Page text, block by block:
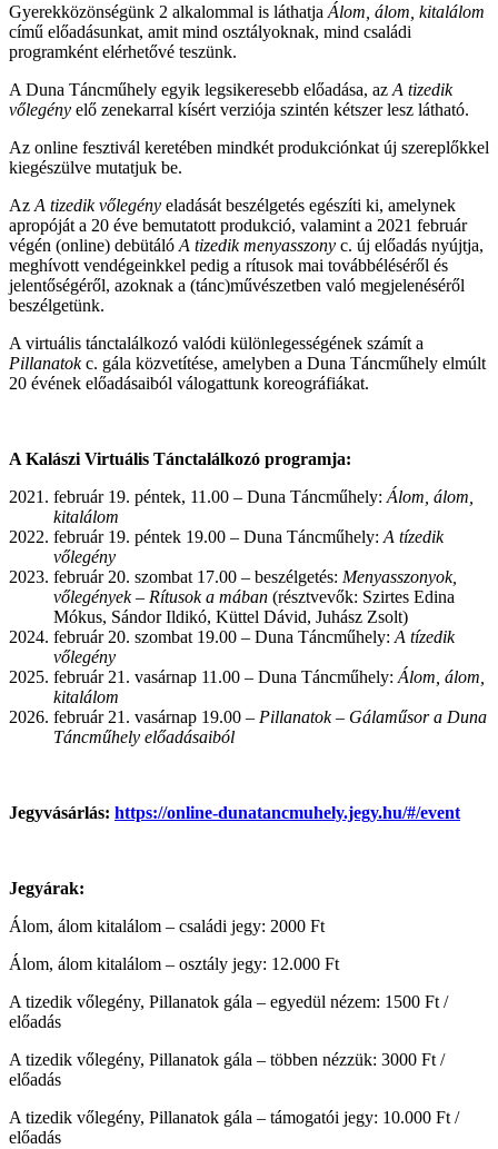
Gyerekközönségünk 2 alkalommal is láthatjaÁlom, álom, kitalálom
című előadásunkat, amit mind osztályoknak, mind családi
programként elérhetővé teszünk.
A Duna Táncműhely egyik legsikeresebb előadása, azA tizedik
vőlegény elő zenekarral kísért verziója szintén kétszer lesz látható.
Az online fesztivál keretében mindkét produkciónkat új szereplőkkel
kiegészülve mutatjuk be.
AzA tizedik vőlegény eladását beszélgetés egészíti ki, amelynek
apropóját a 20 éve bemutatott produkció, valamint a 2021 február
végén (online) debütálóA tizedik menyasszony c. új előadás nyújtja,
meghívott vendégeinkkel pedig a rítusok mai továbbéléséről és
jelentőségéről, azoknak a (tánc)művészetben való megjelenéséről
beszélgetünk.
A virtuális tánctalálkozó valódi különlegességének számít a
Pillanatokc. gála közvetítése, amelyben a Duna Táncműhely elmúlt
20 évének előadásaiból válogattunk koreográfiákat.
A Kalászi Virtuális Tánctalálkozó programja:
február 19. péntek, 11.00 – Duna Táncműhely:Álom, álom,
kitalálom
február 19. péntek 19.00 – Duna Táncműhely:A tízedik
vőlegény
február 20. szombat 17.00 – beszélgetés: Menyasszonyok,
vőlegények – Rítusok a mában (résztvevők: Szirtes Edina
Mókus, Sándor Ildikó, Küttel Dávid, Juhász Zsolt)
február 20. szombat 19.00 – Duna Táncműhely:A tízedik
vőlegény
február 21. vasárnap 11.00 – Duna Táncműhely:Álom, álom,
kitalálom
február 21. vasárnap 19.00 – Pillanatok – Gálaműsor a Duna
Táncműhely előadásaiból
Jegyvásárlás: https://online-dunatancmuhely.jegy.hu/#/event
Jegyárak:
Álom, álom kitalálom – családi jegy: 2000 Ft
Álom, álom kitalálom – osztály jegy: 12.000 Ft
A tizedik vőlegény, Pillanatok gála – egyedül nézem: 1500 Ft /
előadás
A tizedik vőlegény, Pillanatok gála – többen nézzük: 3000 Ft /
előadás
A tizedik vőlegény, Pillanatok gála – támogatói jegy: 10.000 Ft /
előadás